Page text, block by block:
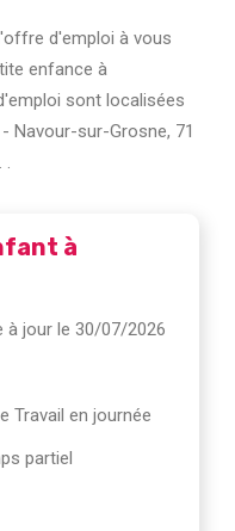
d'emploi à vous
enfance à
sont localisées
Navour-sur-Grosne, 71
.
à
à jour le 30/07/2026
Travail en journée
partiel